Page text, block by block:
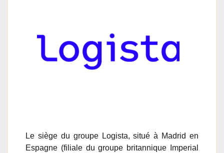
Le siège du groupe Logista, situé à Madrid en
Espagne (filiale du groupe britannique Imperial